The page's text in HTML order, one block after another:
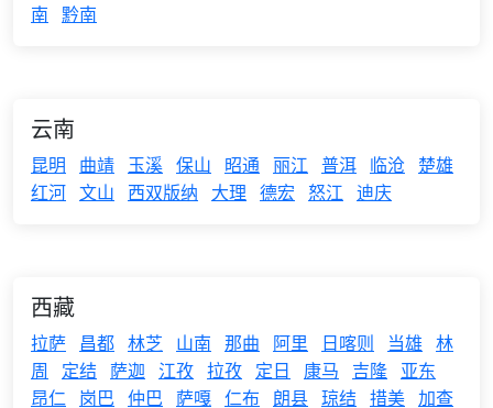
南 黔南
云南
昆明 曲靖 玉溪 保山 昭通 丽江 普洱 临沧
楚雄
红河 文山 西双版纳 大理 德宏 怒江 迪庆
西藏
拉萨 昌都 林芝 山南 那曲 阿里 日喀则 当雄 林
周
定结 萨迦 江孜 拉孜 定日 康马 吉隆 亚东
昂仁 岗巴 仲巴 萨嘎 仁布 朗县 琼结 措美 加查